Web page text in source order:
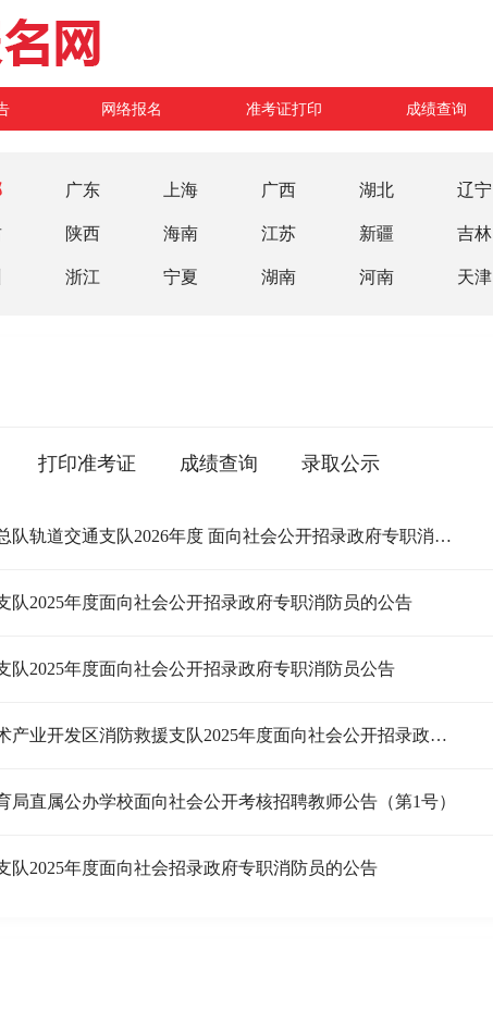
网络报名 准考证打印 成绩查询
广东 上海 广西 湖北 辽宁
陕西 海南 江苏 新疆 吉林
浙江 宁夏 湖南 河南 天津
打印准考证 成绩查询 录取公示
[天津市] 天津市消防救援总队轨道交通支队2026年度 面向社会公开招录政府专职消防员公告
队2025年度面向社会公开招录政府专职消防员的公告
队2025年度面向社会公开招录政府专职消防员公告
[天津市] 天津滨海高新技术产业开发区消防救援支队2025年度面向社会公开招录政府专职消防员的公告
局直属公办学校面向社会公开考核招聘教师公告（第1号）
队2025年度面向社会招录政府专职消防员的公告